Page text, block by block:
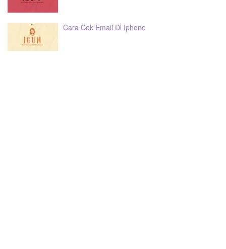
Cara Cek Email Di Iphone